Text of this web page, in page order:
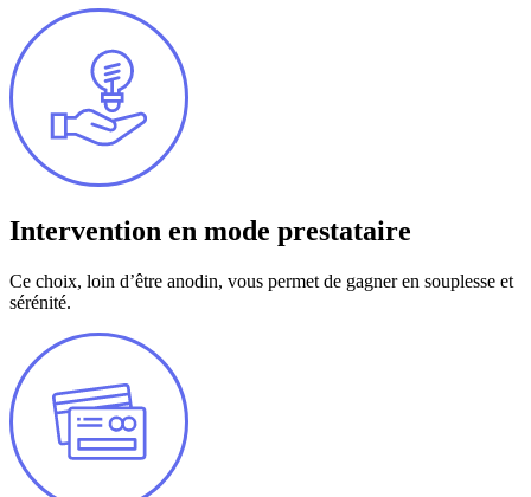
Intervention en mode prestataire
Ce choix, loin d’être anodin, vous permet de gagner en souplesse et
sérénité.